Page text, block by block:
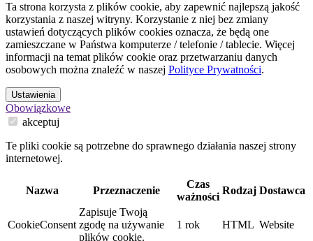
Ta strona korzysta z plików cookie, aby zapewnić najlepszą jakość
korzystania z naszej witryny. Korzystanie z niej bez zmiany
ustawień dotyczących plików cookies oznacza, że będą one
zamieszczane w Państwa komputerze / telefonie / tablecie. Więcej
informacji na temat plików cookie oraz przetwarzaniu danych
osobowych można znaleźć w naszej Polityce Prywatności.
Ustawienia
Obowiązkowe
akceptuj
Te pliki cookie są potrzebne do sprawnego działania naszej strony
internetowej.
Nazwa Przeznaczenie
Czas
ważności
Rodzaj Dostawca
CookieConsent
Zapisuje Twoją
zgodę na używanie
plików cookie.
1 rok HTML Website